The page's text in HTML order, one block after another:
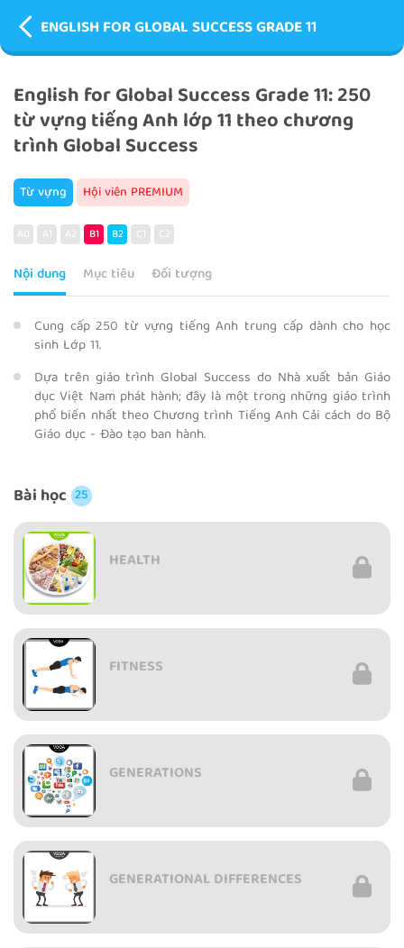
ENGLISH FOR GLOBAL SUCCESS GRADE 11
English for Global Success Grade 11: 250
từ vựng tiếng Anh lớp 11 theo chương
trình Global Success
Từ vựng Hội viên PREMIUM
A0 A1 A2 B1 B2 C1 C2
Nội dung Mục tiêu Đối tượng
Cung cấp 250 từ vựng tiếng Anh trung cấp dành cho học
sinh Lớp 11.
Dựa trên giáo trình Global Success do Nhà xuất bản Giáo
dục Việt Nam phát hành; đây là một trong những giáo trình
phổ biến nhất theo Chương trình Tiếng Anh Cải cách do Bộ
Giáo dục - Đào tạo ban hành.
Bài học 25
HEALTH
FITNESS
GENERATIONS
GENERATIONAL DIFFERENCES